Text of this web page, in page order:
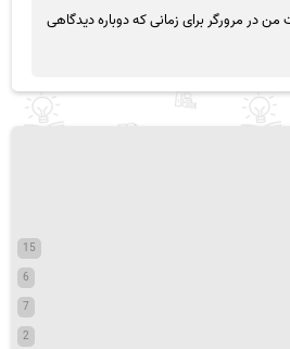
من در مرورگر برای زمانی که دوباره دیدگاهی
15
6
7
2